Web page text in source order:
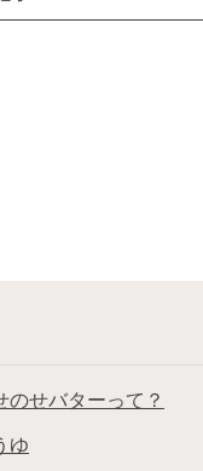
のせバターって？
ゆ